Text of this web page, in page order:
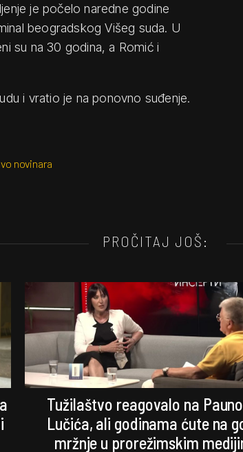
je počelo naredne godine
beogradskog Višeg suda. U
su na 30 godina, a Romić i
i vratio je na ponovno suđenje.
novinara
PROČITAJ JOŠ:
Tužilaštvo reagovalo na
Lučića, ali godinama ćute na
mržnje u prorežimskim